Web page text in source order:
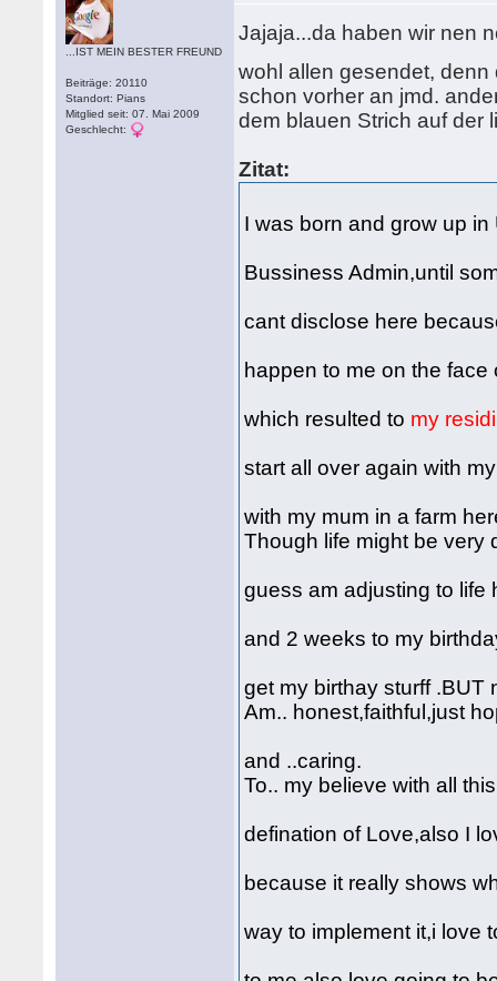
...IST MEIN BESTER FREUND
Beiträge: 20110
Standort: Pians
Mitglied seit: 07. Mai 2009
Geschlecht:
Jajaja...da haben wir nen
wohl allen gesendet,
schon vorher an jmd.
dem blauen Strich auf
Zitat:
I was born and grow up
Bussiness Admin,until
cant disclose here
happen to me on the
which resulted to my
start all over again with
with my mum in a farm
Though life might be very
guess am adjusting to
and 2 weeks to my
get my birthay sturff .BUT
Am.. honest,faithful,just
and ..caring.
To.. my believe with all
defination of Love,also I
because it really shows
way to implement it,i love